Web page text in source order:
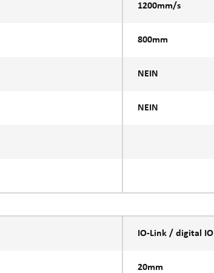
1200mm/s
800mm
NEIN
NEIN
IO-Link / digital IO
20mm